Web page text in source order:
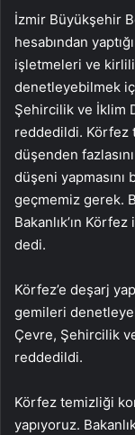
İzmir Büyükşehir
hesabından
işletmeleri ve
denetleyebilmek
Şehircilik ve İklim
reddedildi. Körfez
düşenden
düşeni yapmasını
geçmemiz gerek.
Bakanlık’ın
dedi.
Körfez’e deşarj
gemileri
Çevre, Şehircilik
reddedildi.
Körfez temizliği
yapıyoruz.